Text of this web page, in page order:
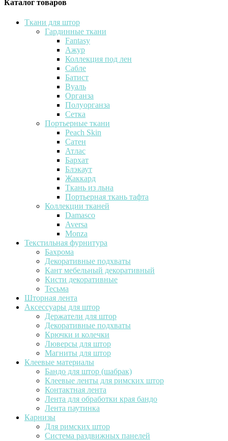
Каталог товаров
Ткани для штор
Гардинные ткани
Fantasy
Ажур
Коллекция под лен
Сабле
Батист
Вуаль
Органза
Полуорганза
Сетка
Портьерные ткани
Peach Skin
Сатен
Атлас
Бархат
Блэкаут
Жаккард
Ткань из льна
Портьерная ткань тафта
Коллекции тканей
Damasco
Aversa
Monza
Текстильная фурнитура
Бахрома
Декоративные подхваты
Кант мебельный декоративный
Кисти декоративные
Тесьма
Шторная лента
Аксессуары для штор
Держатели для штор
Декоративные подхваты
Крючки и колечки
Люверсы для штор
Магниты для штор
Клеевые материалы
Бандо для штор (шабрак)
Клеевые ленты для римских штор
Контактная лента
Лента для обработки края бандо
Лента паутинка
Карнизы
Для римских штор
Система раздвижных панелей